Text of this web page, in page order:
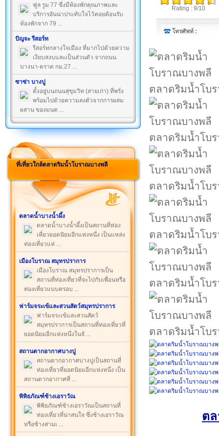
ฟูล รูม 77 ซึ่งมีห้องพักคุณภาพและ
บริการอันน่าประทับใจไว้คอยต้อนรับ
ห้องพักจาก 79 ...
ปัญจะ รีสอร์ท
รีสอร์ทกลางใจเมือง ที่มากไปด้วยความ
เงียบสงบและเป็นส่วนตัว จากถนน
บางนา-ตราด กม.27 ...
ซาซ่า บางปู
ตั้งอยู่บนถนนสุขุมวิท (สายเก่า) ที่พรั่ง
พร้อมไปด้วยความลงตัวจากการผสม
ผสาน ของมนต ...
ที่เที่ยวใกล้ตลาดริมน้ำโบราณบางพลี
ตลาดน้ำบางน้ำผึ้ง
ตลาดน้ำบางน้ำผึ้งเป็นสถานที่ท่อง
เที่ยวยอดนิยมอีกแห่งหนึ่ง เป็นแหล่ง
ท่องเที่ยวแห่ ...
เมืองโบราณ สมุทรปราการ
เมืองโบราณ สมุทรปราการเป็น
สถานที่ท่องเที่ยวที่จะไปกับเพื่อนหรือ
ท่องเที่ยวแบบครอบ ...
ฟาร์มจระเข้และสวนสัตว์สมุทรปราการ
ฟาร์มจระเข้และสวนสัตว์
สมุทรปราการเป็นสถานที่ท่องเที่ยวที่
ยอดนิยมอีกแห่งหนึ่งในจั ...
สถานตากอากาศบางปู
สถานตากอากาศบางปูเป็นสถานที่
ท่องเที่ยวที่ยอดนิยมอีกแห่งหนึ่ง เป็น
สถานตากอากาศที่ ...
พิพิธภัณฑ์ช้างเอราวัณ
พิพิธภัณฑ์ช้างเอราวัณเป็นสถานที่
ท่องเที่ยวที่น่าสนใจ ซึ่งช้างเอราวัณ
หรือช้างสามเ ...
Rating : 9/10
โทรศัพท์ :
ตลาดริมน้ำโบ
ตลาดริมน้ำโบ
ตลาดริมน้ำโบ
ตลาดริมน้ำโบ
ตลาดริมน้ำโบ
ตลาดริมน้ำโบ
ต